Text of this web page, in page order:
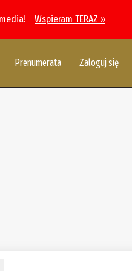
Wspieram TERAZ »
Prenumerata Zaloguj się